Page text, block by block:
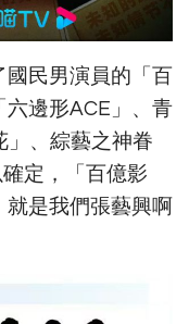
民男演員的「百
邊形ACE」、青
」、綜藝之神眷
定，「百億影
是我們張藝興啊